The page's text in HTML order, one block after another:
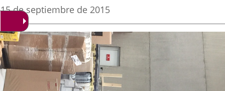
aplicación
externa.
aplicación
externa.
Fecha
noticia
15 de septiembre de 2015